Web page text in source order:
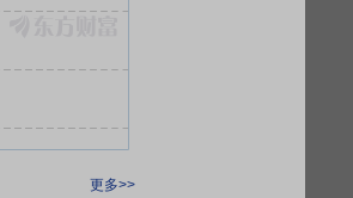
更多>>